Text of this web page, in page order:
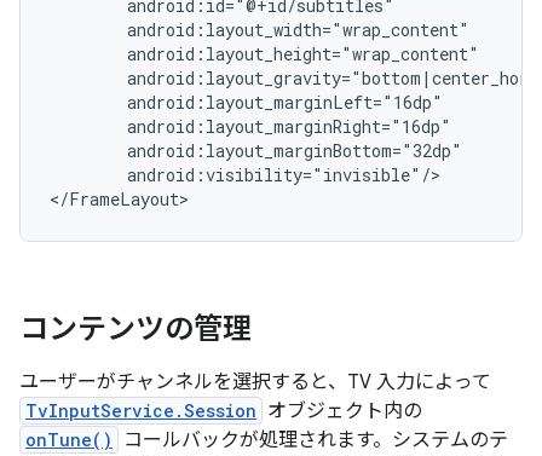
android:visibility="invisible"/>
</FrameLayout>
コンテンツの管理
ユーザーがチャンネルを選択すると、TV 入力によって
TvInputService.Session オブジェクト内の
onTune()
コールバックが処理されます。システムのテ